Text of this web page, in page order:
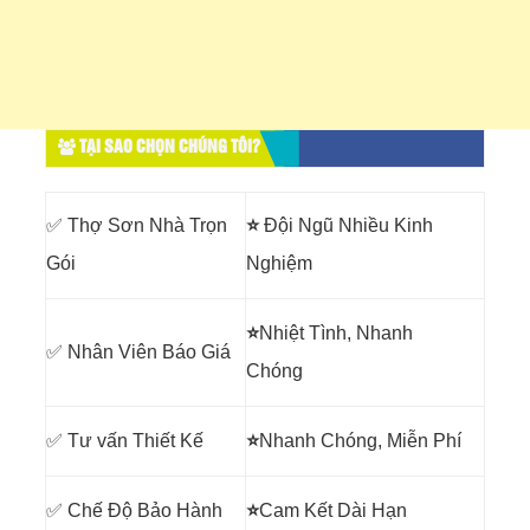
TẠI SAO CHỌN CHÚNG TÔI?
✅ Thợ Sơn Nhà Trọn
Gói
⭐Đội Ngũ Nhiều Kinh
Nghiệm
✅ Nhân Viên Báo Giá
⭐Nhiệt Tình, Nhanh
Chóng
✅ Tư vấn Thiết Kế ⭐Nhanh Chóng, Miễn Phí
✅ Chế Độ Bảo Hành ⭐Cam Kết Dài Hạn